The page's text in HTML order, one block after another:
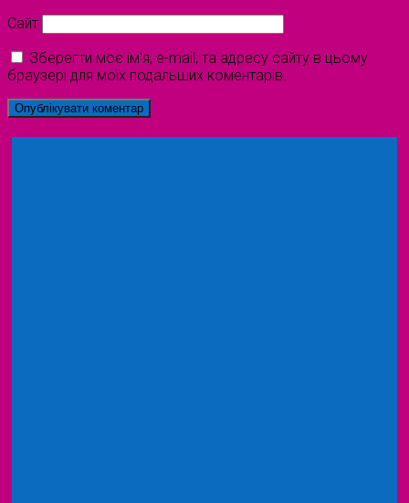
Сайт
Зберегти моє ім'я, e-mail, та адресу сайту в цьому
браузері для моїх подальших коментарів.